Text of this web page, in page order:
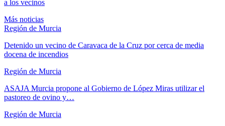
a los vecinos
Más noticias
Región de Murcia
Detenido un vecino de Caravaca de la Cruz por cerca de media
docena de incendios
Región de Murcia
ASAJA Murcia propone al Gobierno de López Miras utilizar el
pastoreo de ovino y…
Región de Murcia